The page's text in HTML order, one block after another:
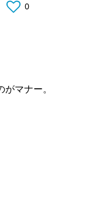
0
マナー。